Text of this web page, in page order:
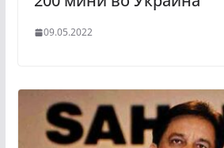
09.05.2022